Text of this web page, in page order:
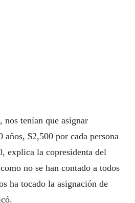
nos tenían que asignar
años, $2,500 por cada persona
explica la copresidenta del
no se han contado a todos
ha tocado la asignación de